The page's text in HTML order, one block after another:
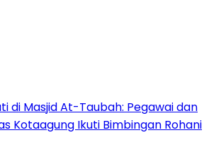
di Masjid At-Taubah: Pegawai dan
Kotaagung Ikuti Bimbingan Rohani